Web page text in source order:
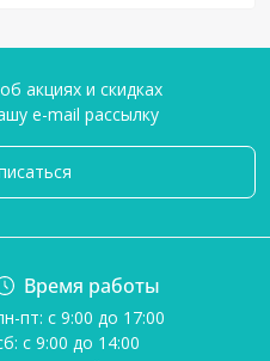
акциях и скидках
e-mail рассылку
Время работы
пт: с 9:00 до 17:00
с 9:00 до 14:00